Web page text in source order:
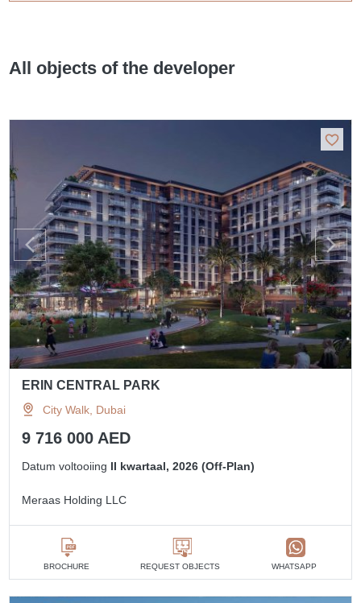
All objects of the developer
ERIN CENTRAL PARK
City Walk, Dubai
9 716 000 AED
Datum voltooiing II kwartaal, 2026 (Off-Plan)
Meraas Holding LLC
BROCHURE REQUEST OBJECTS WHATSAPP